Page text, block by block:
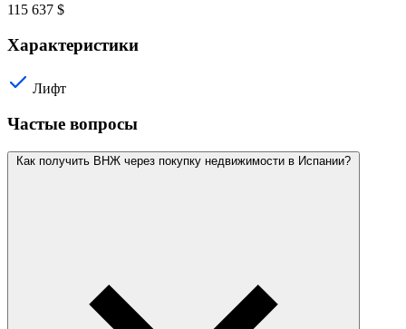
115 637 $
Характеристики
Лифт
Частые вопросы
Как получить ВНЖ через покупку недвижимости в Испании?